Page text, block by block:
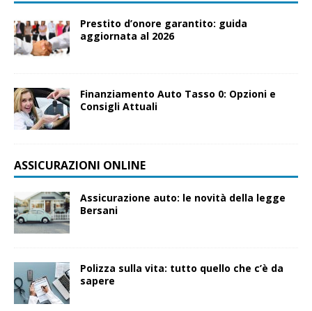
Prestito d’onore garantito: guida
aggiornata al 2026
Finanziamento Auto Tasso 0: Opzioni e
Consigli Attuali
ASSICURAZIONI ONLINE
Assicurazione auto: le novità della legge
Bersani
Polizza sulla vita: tutto quello che c’è da
sapere